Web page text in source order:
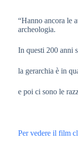
“Hanno ancora le
archeologia.
In questi 200 anni
la gerarchia è in
e poi ci sono le
Per vedere il film